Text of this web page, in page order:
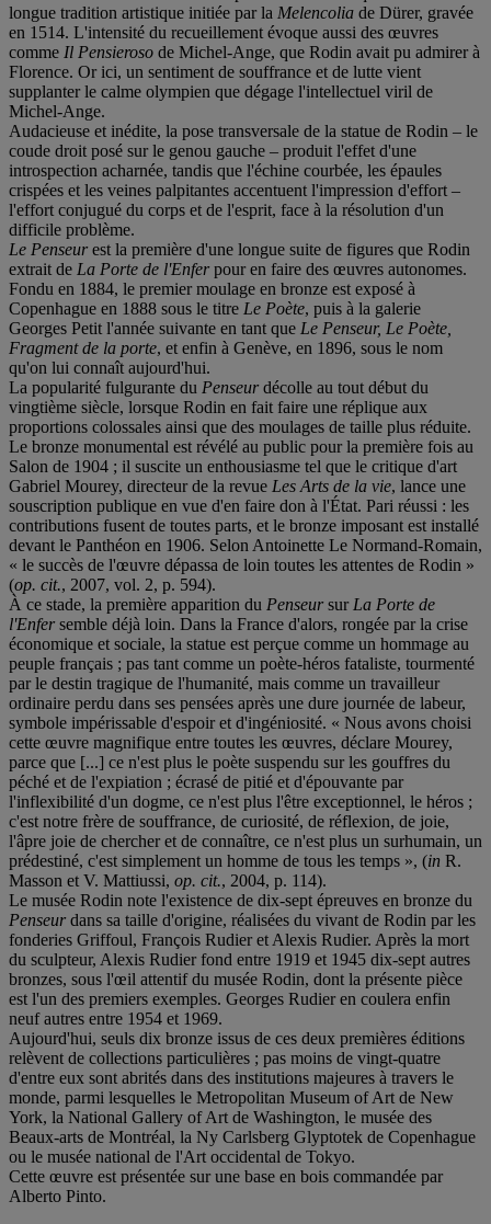
longue tradition artistique initiée par la Melencolia de Dürer, gravée
en 1514. L'intensité du recueillement évoque aussi des œuvres
comme Il Pensieroso de Michel-Ange, que Rodin avait pu admirer à
Florence. Or ici, un sentiment de souffrance et de lutte vient
supplanter le calme olympien que dégage l'intellectuel viril de
Michel-Ange.
Audacieuse et inédite, la pose transversale de la statue de Rodin – le
coude droit posé sur le genou gauche – produit l'effet d'une
introspection acharnée, tandis que l'échine courbée, les épaules
crispées et les veines palpitantes accentuent l'impression d'effort –
l'effort conjugué du corps et de l'esprit, face à la résolution d'un
difficile problème.
Le Penseurest la première d'une longue suite de figures que Rodin
extrait de La Porte de l'Enferpour en faire des œuvres autonomes.
Fondu en 1884, le premier moulage en bronze est exposé à
Copenhague en 1888 sous le titre Le Poète, puis à la galerie
Georges Petit l'année suivante en tant que Le Penseur, Le Poète,
Fragment de la porte, et enfin à Genève, en 1896, sous le nom
qu'on lui connaît aujourd'hui.
La popularité fulgurante du Penseurdécolle au tout début du
vingtième siècle, lorsque Rodin en fait faire une réplique aux
proportions colossales ainsi que des moulages de taille plus réduite.
Le bronze monumental est révélé au public pour la première fois au
Salon de 1904 ; il suscite un enthousiasme tel que le critique d'art
Gabriel Mourey, directeur de la revue Les Arts de la vie, lance une
souscription publique en vue d'en faire don à l'État. Pari réussi : les
contributions fusent de toutes parts, et le bronze imposant est installé
devant le Panthéon en 1906. Selon Antoinette Le Normand-Romain,
« le succès de l'œuvre dépassa de loin toutes les attentes de Rodin »
(op. cit., 2007, vol. 2, p. 594).
À ce stade, la première apparition du Penseursur La Porte de
l'Enfersemble déjà loin. Dans la France d'alors, rongée par la crise
économique et sociale, la statue est perçue comme un hommage au
peuple français ; pas tant comme un poète-héros fataliste, tourmenté
par le destin tragique de l'humanité, mais comme un travailleur
ordinaire perdu dans ses pensées après une dure journée de labeur,
symbole impérissable d'espoir et d'ingéniosité. « Nous avons choisi
cette œuvre magnifique entre toutes les œuvres, déclare Mourey,
parce que [...] ce n'est plus le poète suspendu sur les gouffres du
péché et de l'expiation ; écrasé de pitié et d'épouvante par
l'inflexibilité d'un dogme, ce n'est plus l'être exceptionnel, le héros ;
c'est notre frère de souffrance, de curiosité, de réflexion, de joie,
l'âpre joie de chercher et de connaître, ce n'est plus un surhumain, un
prédestiné, c'est simplement un homme de tous les temps », (in R.
Masson et V. Mattiussi, op. cit., 2004, p. 114).
Le musée Rodin note l'existence de dix-sept épreuves en bronze du
Penseurdans sa taille d'origine, réalisées du vivant de Rodin par les
fonderies Griffoul, François Rudier et Alexis Rudier. Après la mort
du sculpteur, Alexis Rudier fond entre 1919 et 1945 dix-sept autres
bronzes, sous l'œil attentif du musée Rodin, dont la présente pièce
est l'un des premiers exemples. Georges Rudier en coulera enfin
neuf autres entre 1954 et 1969.
Aujourd'hui, seuls dix bronze issus de ces deux premières éditions
relèvent de collections particulières ; pas moins de vingt-quatre
d'entre eux sont abrités dans des institutions majeures à travers le
monde, parmi lesquelles le Metropolitan Museum of Art de New
York, la National Gallery of Art de Washington, le musée des
Beaux-arts de Montréal, la Ny Carlsberg Glyptotek de Copenhague
ou le musée national de l'Art occidental de Tokyo.
Cette œuvre est présentée sur une base en bois commandée par
Alberto Pinto.